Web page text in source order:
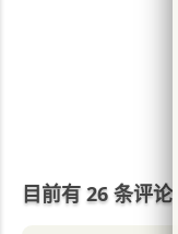
目前有 26 条评论